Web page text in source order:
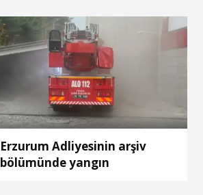
Erzurum Adliyesinin arşiv
bölümünde yangın